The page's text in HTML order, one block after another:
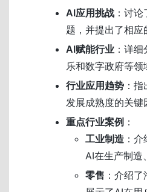
AI应用挑战 ：讨
题，并提出了相应
AI赋能行业 ：详
乐和数字政府等
行业应用趋势 ：
发展成熟度的关键
重点行业案例 ：
工业制造 ：
AI在生产制造
零售 ：介绍